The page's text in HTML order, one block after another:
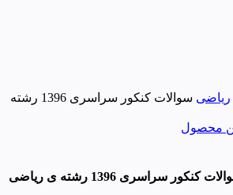
ریاضی
سوالات کنکور سراسری 1396 رشته
محصول
ارسال گزارش برای سوالات کنکور سراسری 1396 رشته ی ریاضی